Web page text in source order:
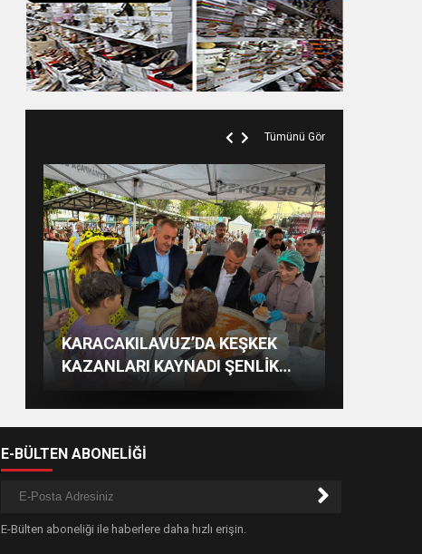
Tümünü Gör
6. GELENEKSEL KEŞKEK
ŞENLİĞİNDE MUHTEŞEM FİNALKARACAKILAVUZ’DA KEŞKEK
KAZANLARI KAYNADI ŞENLİK
COŞKUSU BAŞLADI
TEKİRDAĞ NAMIK KEMAL
ÜNİVERSİTESİNDEN TEKİRDAĞ’A
BÜYÜK HİZMET
NURTEN YONTAR: “BATI
TRAKYA TÜRKLERİNİN EĞİTİM
HAKKININ DARALTILMASI
E-BÜLTEN ABONELİĞİ
E-Bülten aboneliği ile haberlere daha hızlı erişin.